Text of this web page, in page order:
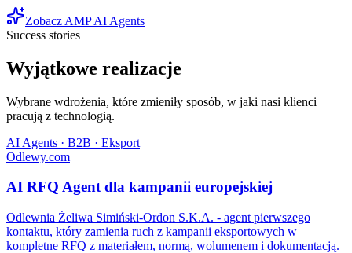
Zobacz AMP AI Agents
Success stories
Wyjątkowe realizacje
Wybrane wdrożenia, które zmieniły sposób, w jaki nasi klienci
pracują z technologią.
AI Agents · B2B · Eksport
Odlewy.com
AI RFQ Agent dla kampanii europejskiej
Odlewnia Żeliwa Simiński-Ordon S.K.A. - agent pierwszego
kontaktu, który zamienia ruch z kampanii eksportowych w
kompletne RFQ z materiałem, normą, wolumenem i dokumentacją.